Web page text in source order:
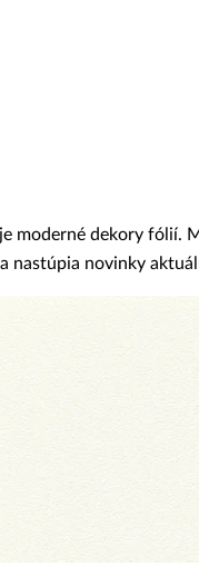
moderné dekory fólií.
nastúpia novinky